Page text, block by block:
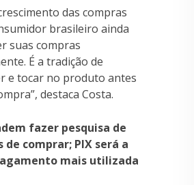
das compras
brasileiro ainda
suas compras
É a tradição de
e tocar no produto antes
destaca Costa.
fazer pesquisa de
de comprar; PIX será a
mais utilizada